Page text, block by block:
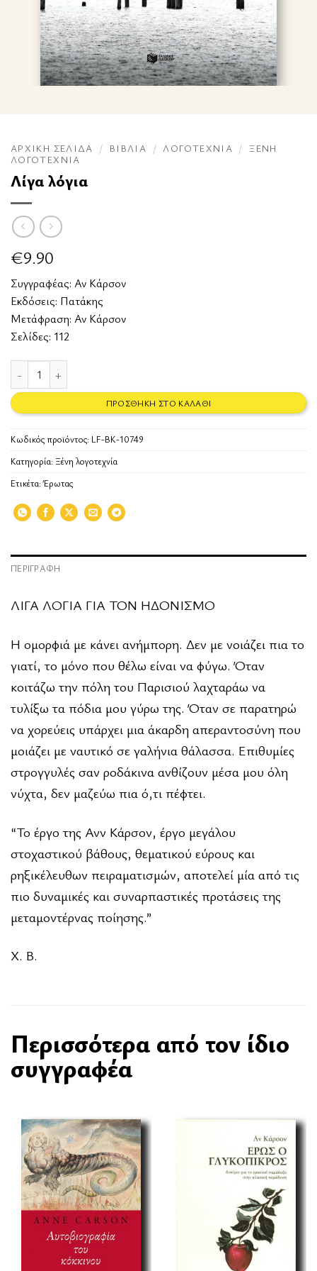
ΑΡΧΙΚΉ ΣΕΛΊΔΑ / ΒΙΒΛΊΑ / ΛΟΓΟΤΕΧΝΊΑ / ΞΈΝΗ
ΛΟΓΟΤΕΧΝΊΑ
Λίγα λόγια
€9.90
Συγγραφέας: Αν Κάρσον
Εκδόσεις: Πατάκης
Μετάφραση: Αν Κάρσον
Σελίδες: 112
Λίγα λόγια ποσότητα
ΠΡΟΣΘΉΚΗ ΣΤΟ ΚΑΛΆΘΙ
Κωδικός προϊόντος: LF-BK-10749
Κατηγορία: Ξένη λογοτεχνία
Ετικέτα:Έρωτας
ΠΕΡΙΓΡΑΦΉ
ΛΙΓΑ ΛΟΓΙΑ ΓΙΑ ΤΟΝ ΗΔΟΝΙΣΜΟ
Η ομορφιά με κάνει ανήμπορη. Δεν με νοιάζει πια το
γιατί, το μόνο που θέλω είναι να φύγω. Όταν
κοιτάζω την πόλη του Παρισιού λαχταράω να
τυλίξω τα πόδια μου γύρω της. Όταν σε παρατηρώ
να χορεύεις υπάρχει μια άκαρδη απεραντοσύνη που
μοιάζει με ναυτικό σε γαλήνια θάλασσα. Επιθυμίες
στρογγυλές σαν ροδάκινα ανθίζουν μέσα μου όλη
νύχτα, δεν μαζεύω πια ό,τι πέφτει.
“Το έργο της Ανν Κάρσον, έργο μεγάλου
στοχαστικού βάθους, θεματικού εύρους και
ρηξικέλευθων πειραματισμών, αποτελεί μία από τις
πιο δυναμικές και συναρπαστικές προτάσεις της
μεταμοντέρνας ποίησης.”
Χ. Β.
Περισσότερα από τον ίδιο
συγγραφέα